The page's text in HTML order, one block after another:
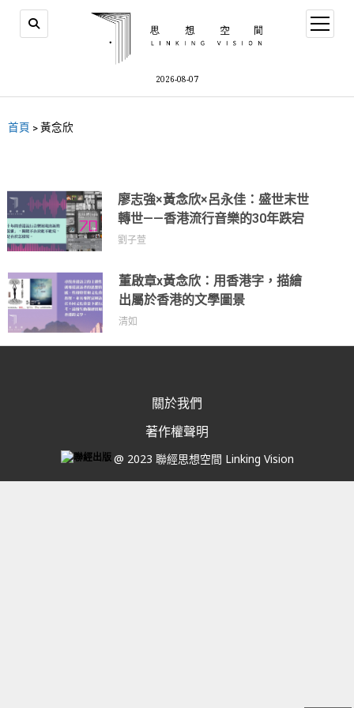
2026-08-07
首頁 >黃念欣
廖志強×黃念欣×呂永佳：盛世末世
轉世——香港流行音樂的30年跌宕
劉子萱
董啟章x黃念欣：用香港字，描繪
出屬於香港的文學圖景
清如
關於我們
著作權聲明
@ 2023 聯經思想空間 Linking Vision